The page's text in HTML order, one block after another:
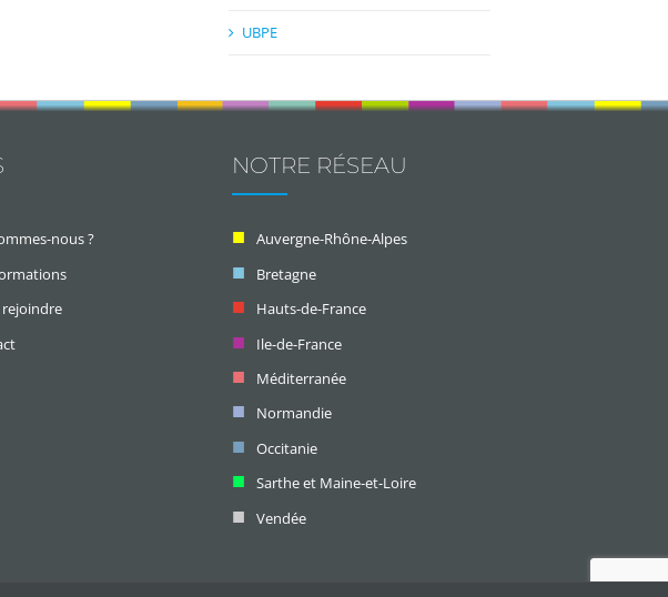
UBPE
nous ?
NOTRE RÉSEAU
Auvergne-Rhône-Alpes
Bretagne
Hauts-de-France
Ile-de-France
Méditerranée
Normandie
Occitanie
Sarthe et Maine-et-Loire
Vendée